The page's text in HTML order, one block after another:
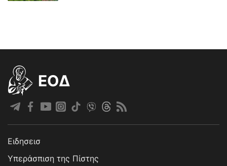
EOΔ
Ειδησεισ
Υπεράσπιση της Πίστης